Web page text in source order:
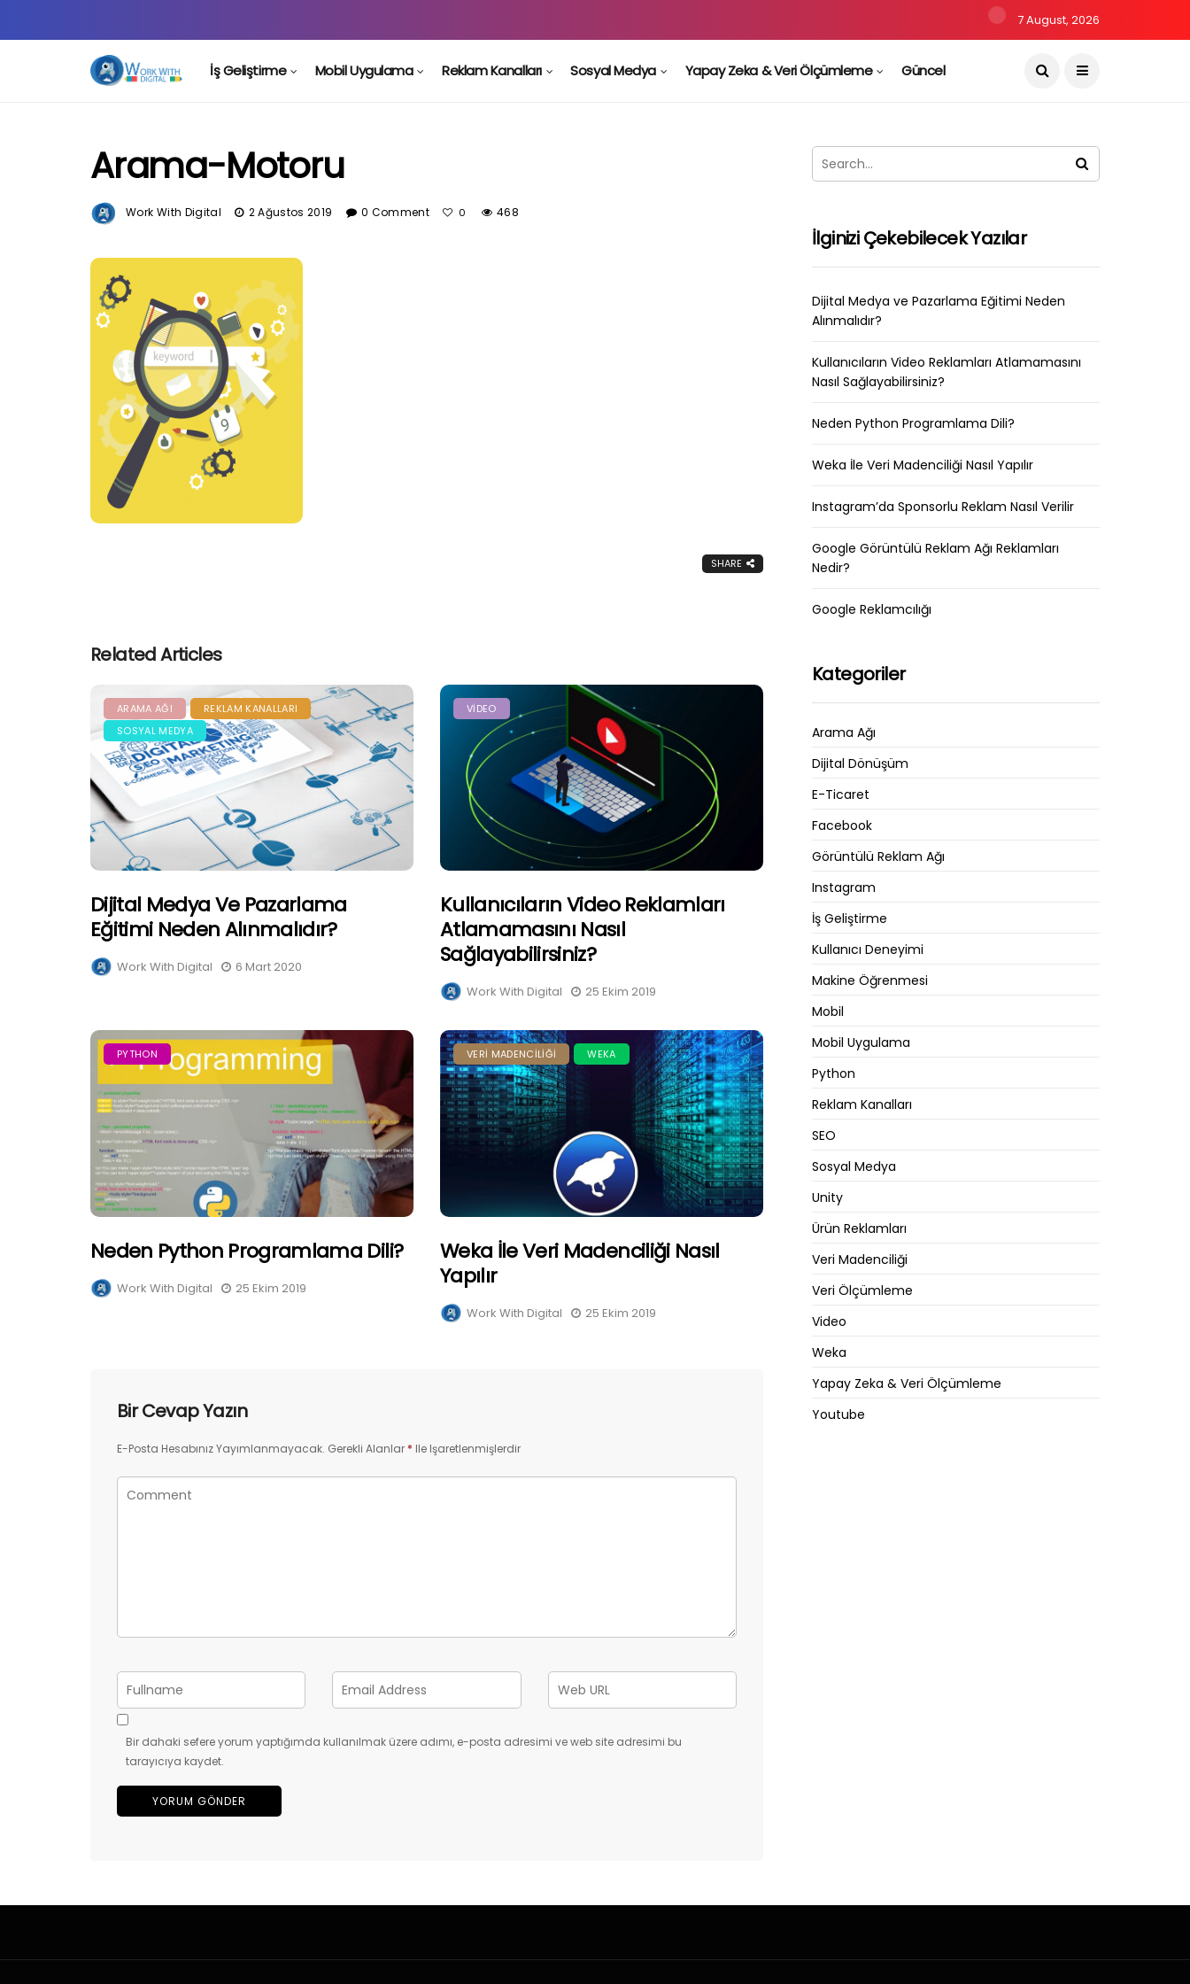
7 August, 2026
İş Geliştirme Mobil Uygulama Reklam Kanalları Sosyal Medya Yapay Zeka & Veri Ölçümleme Güncel
Arama-Motoru
Work With Digital 2 Ağustos 2019 0 Comment 0 468
SHARE
Related Articles
ARAMA AĞI
REKLAM KANALLARI
SOSYAL MEDYA
Dijital Medya Ve Pazarlama
Eğitimi Neden Alınmalıdır?
Work With Digital 6 Mart 2020
VIDEO
Kullanıcıların Video Reklamları
Atlamamasını Nasıl
Sağlayabilirsiniz?
Work With Digital 25 Ekim 2019
PYTHON
Neden Python Programlama Dili?
Work With Digital 25 Ekim 2019
VERI MADENCILIĞI WEKA
Weka İle Veri Madenciliği Nasıl
Yapılır
Work With Digital 25 Ekim 2019
Bir Cevap Yazın
E-Posta Hesabınız Yayımlanmayacak. Gerekli Alanlar * Ile Işaretlenmişlerdir
Bir dahaki sefere yorum yaptığımda kullanılmak üzere adımı, e-posta adresimi ve web site adresimi bu
tarayıcıya kaydet.
İlginizi Çekebilecek Yazılar
Dijital Medya ve Pazarlama Eğitimi Neden
Alınmalıdır?
Kullanıcıların Video Reklamları Atlamamasını
Nasıl Sağlayabilirsiniz?
Neden Python Programlama Dili?
Weka İle Veri Madenciliği Nasıl Yapılır
Instagram’da Sponsorlu Reklam Nasıl Verilir
Google Görüntülü Reklam Ağı Reklamları
Nedir?
Google Reklamcılığı
Kategoriler
Arama Ağı
Dijital Dönüşüm
E-Ticaret
Facebook
Görüntülü Reklam Ağı
Instagram
İş Geliştirme
Kullanıcı Deneyimi
Makine Öğrenmesi
Mobil
Mobil Uygulama
Python
Reklam Kanalları
SEO
Sosyal Medya
Unity
Ürün Reklamları
Veri Madenciliği
Veri Ölçümleme
Video
Weka
Yapay Zeka & Veri Ölçümleme
Youtube